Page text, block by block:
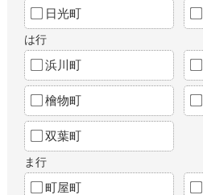
日光町
は行
浜川町
檜物町
双葉町
ま行
町屋町